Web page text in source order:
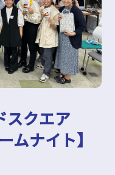
スクエア
ムナイト】